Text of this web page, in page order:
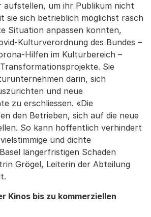
aufstellen, um ihr Publikum nicht
sie sich betrieblich möglichst rasch
Situation anpassen konnten,
Kulturverordnung des Bundes –
Hilfen im Kulturbereich –
Sie
darin, sich
und neue
zu erschliessen. «Die
den Betrieben, sich auf die neue
So kann hoffentlich verhindert
und dichte
längerfristigen Schaden
Grögel, Leiterin der Abteilung
Kinos bis zu kommerziellen